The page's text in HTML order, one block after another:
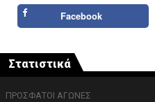
Facebook
Στατιστικά
ΠΡΟΣΦΑΤΟΙ ΑΓΩΝΕΣ